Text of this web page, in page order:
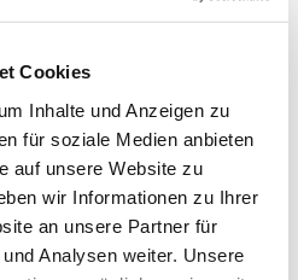
Cookies
Inhalte und Anzeigen zu
für soziale Medien anbieten
auf unsere Website zu
wir Informationen zu Ihrer
an unsere Partner für
Analysen weiter. Unsere